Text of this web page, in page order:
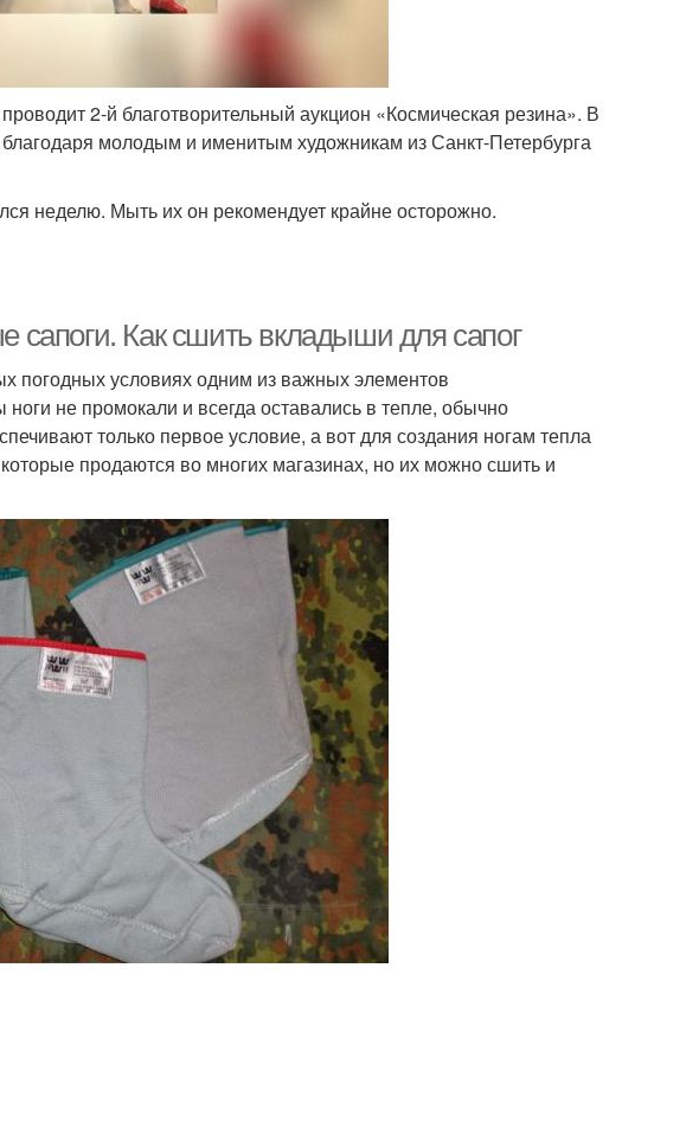
2-й благотворительный аукцион «Космическая резина». В
молодым и именитым художникам из Санкт-Петербурга
неделю. Мыть их он рекомендует крайне осторожно.
сапоги. Как сшить вкладыши для сапог
погодных условиях одним из важных элементов
не промокали и всегда оставались в тепле, обычно
только первое условие, а вот для создания ногам тепла
продаются во многих магазинах, но их можно сшить и